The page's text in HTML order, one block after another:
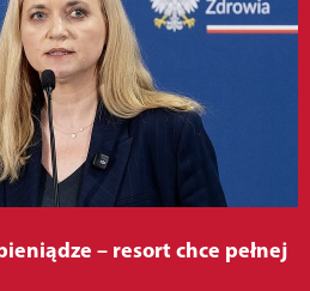
– resort chce pełnej